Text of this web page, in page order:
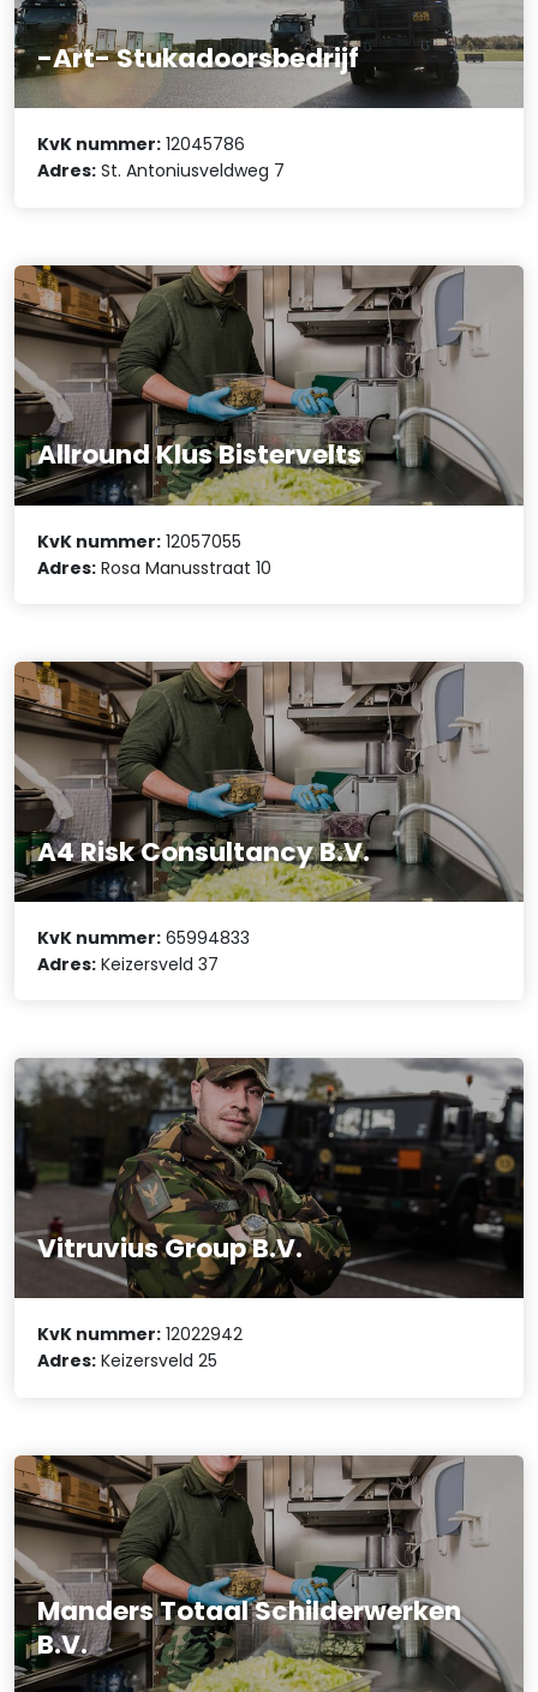
-Art- Stukadoorsbedrijf
KvK nummer: 12045786
Adres: St. Antoniusveldweg 7
Allround Klus Bistervelts
KvK nummer: 12057055
Adres: Rosa Manusstraat 10
A4 Risk Consultancy B.V.
KvK nummer: 65994833
Adres: Keizersveld 37
Vitruvius Group B.V.
KvK nummer: 12022942
Adres: Keizersveld 25
Manders Totaal Schilderwerken
B.V.